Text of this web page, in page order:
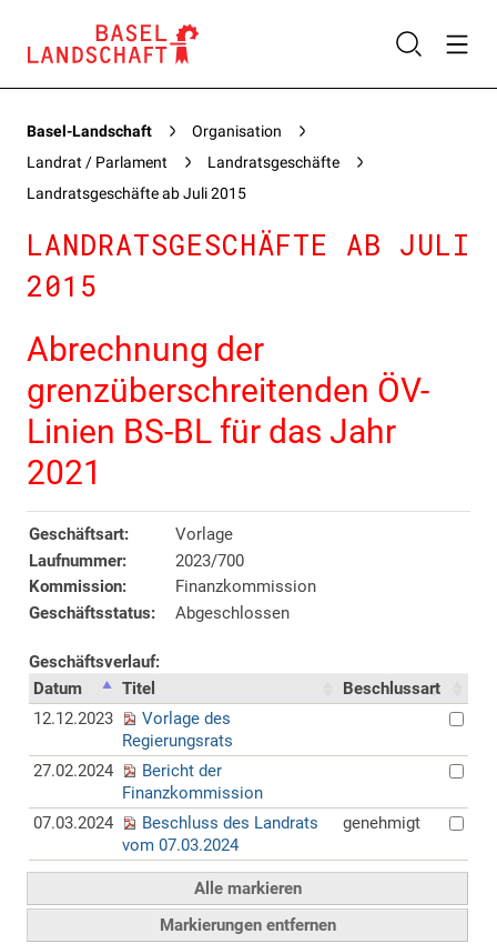
Basel-Landschaft
Organisation
Landrat / Parlament
Landratsgeschäfte
Landratsgeschäfte ab Juli 2015
LANDRATSGESCHÄFTE AB JULI
2015